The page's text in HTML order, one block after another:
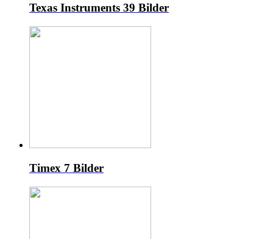
Texas Instruments 39 Bilder
Timex 7 Bilder